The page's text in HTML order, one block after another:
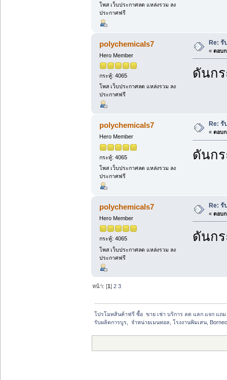
โพส เว็บประกาศลด แหล่งรวม ลง
ประกาศฟรี
polychemicals7
Hero Member
กระทู้: 4065
โพส เว็บประกาศลด แหล่งรวม ลง
ประกาศฟรี
Re: รั
« ตอบก
ดันก
polychemicals7
Hero Member
กระทู้: 4065
โพส เว็บประกาศลด แหล่งรวม ลง
ประกาศฟรี
Re: รั
« ตอบก
ดันก
polychemicals7
Hero Member
กระทู้: 4065
โพส เว็บประกาศลด แหล่งรวม ลง
ประกาศฟรี
Re: รั
« ตอบก
ดันก
หน้า: [1]2 3
โปรโมทสินค้าฟรี ซื้อ  ขาย เช่า บริการ ลด แลก แจก แถ
รับผลิตการบูร,  จำหน่ายเมนทอล, โรงงานพิมเสน,